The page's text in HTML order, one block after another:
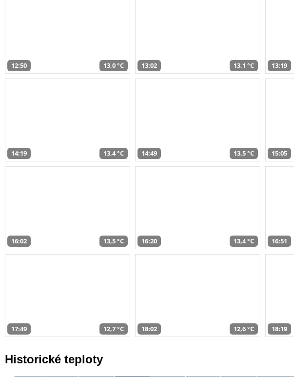
12:50 13,0 °C 13:02 13,1 °C 13:19
14:19 13,4 °C 14:49 13,5 °C 15:05
16:02 13,5 °C 16:20 13,4 °C 16:51
17:49 12,7 °C 18:02 12,6 °C 18:19
Historické teploty